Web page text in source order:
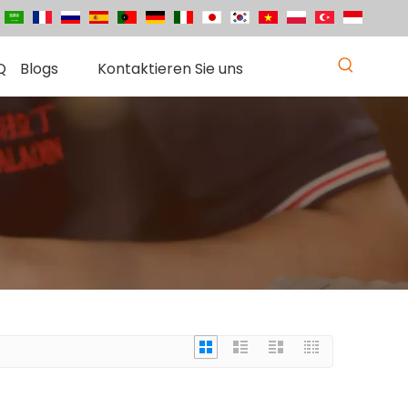
Blogs Kontaktieren Sie uns